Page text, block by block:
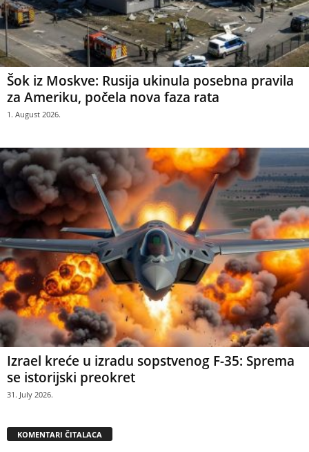
Šok iz Moskve: Rusija ukinula posebna pravila
za Ameriku, počela nova faza rata
1. August 2026.
Izrael kreće u izradu sopstvenog F-35: Sprema
se istorijski preokret
31. July 2026.
KOMENTARI ČITALACA